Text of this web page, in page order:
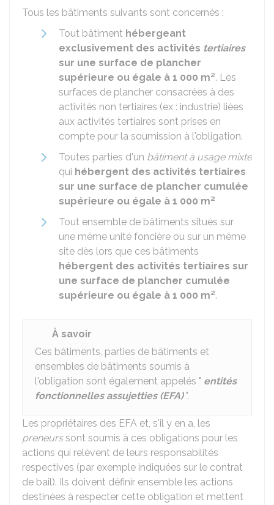
Tous les bâtiments suivants sont concernés :
Tout bâtiment hébergeant
exclusivement des activités tertiaires
sur une surface de plancher
supérieure ou égale à 1 000 m². Les
surfaces de plancher consacrées à des
activités non tertiaires (ex : industrie) liées
aux activités tertiaires sont prises en
compte pour la soumission à l'obligation.
Toutes parties d'un bâtiment à usage mixte
qui hébergent des activités tertiaires
sur une surface de plancher cumulée
supérieure ou égale à 1 000 m²
Tout ensemble de bâtiments situés sur
une même unité foncière ou sur un même
site dès lors que ces bâtiments
hébergent des activités tertiaires sur
une surface de plancher cumulée
supérieure ou égale à 1 000 m².
À savoir
Ces bâtiments, parties de bâtiments et
ensembles de bâtiments soumis à
l'obligation sont également appelés " entités
fonctionnelles assujetties (EFA)".
Les propriétaires des EFA et, s'il y en a, les
preneurssont soumis à ces obligations pour les
actions qui relèvent de leurs responsabilités
respectives (par exemple indiquées sur le contrat
de bail). Ils doivent définir ensemble les actions
destinées à respecter cette obligation et mettent